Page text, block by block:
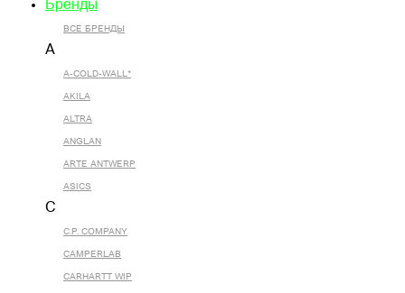
Бренды
ВСЕ БРЕНДЫ
A
A-COLD-WALL*
AKILA
ALTRA
ANGLAN
ARTE ANTWERP
ASICS
C
C.P. COMPANY
CAMPERLAB
CARHARTT WIP